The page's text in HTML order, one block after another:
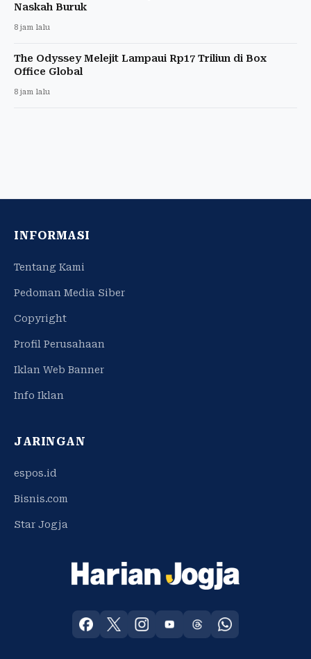
Naskah Buruk
8 jam lalu
The Odyssey Melejit Lampaui Rp17 Triliun di Box
Office Global
8 jam lalu
INFORMASI
Tentang Kami
Pedoman Media Siber
Copyright
Profil Perusahaan
Iklan Web Banner
Info Iklan
JARINGAN
espos.id
Bisnis.com
Star Jogja